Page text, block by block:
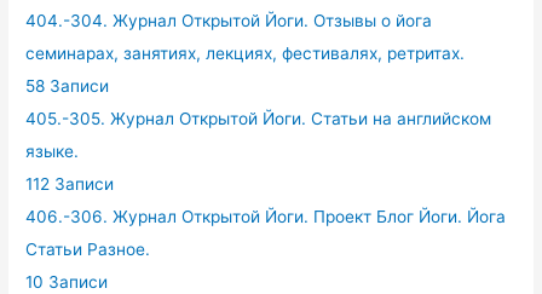
404.-304. Журнал Открытой Йоги. Отзывы о йога
семинарах, занятиях, лекциях, фестивалях, ретритах.
58 Записи
405.-305. Журнал Открытой Йоги. Статьи на английском
языке.
112 Записи
406.-306. Журнал Открытой Йоги. Проект Блог Йоги. Йога
Статьи Разное.
10 Записи